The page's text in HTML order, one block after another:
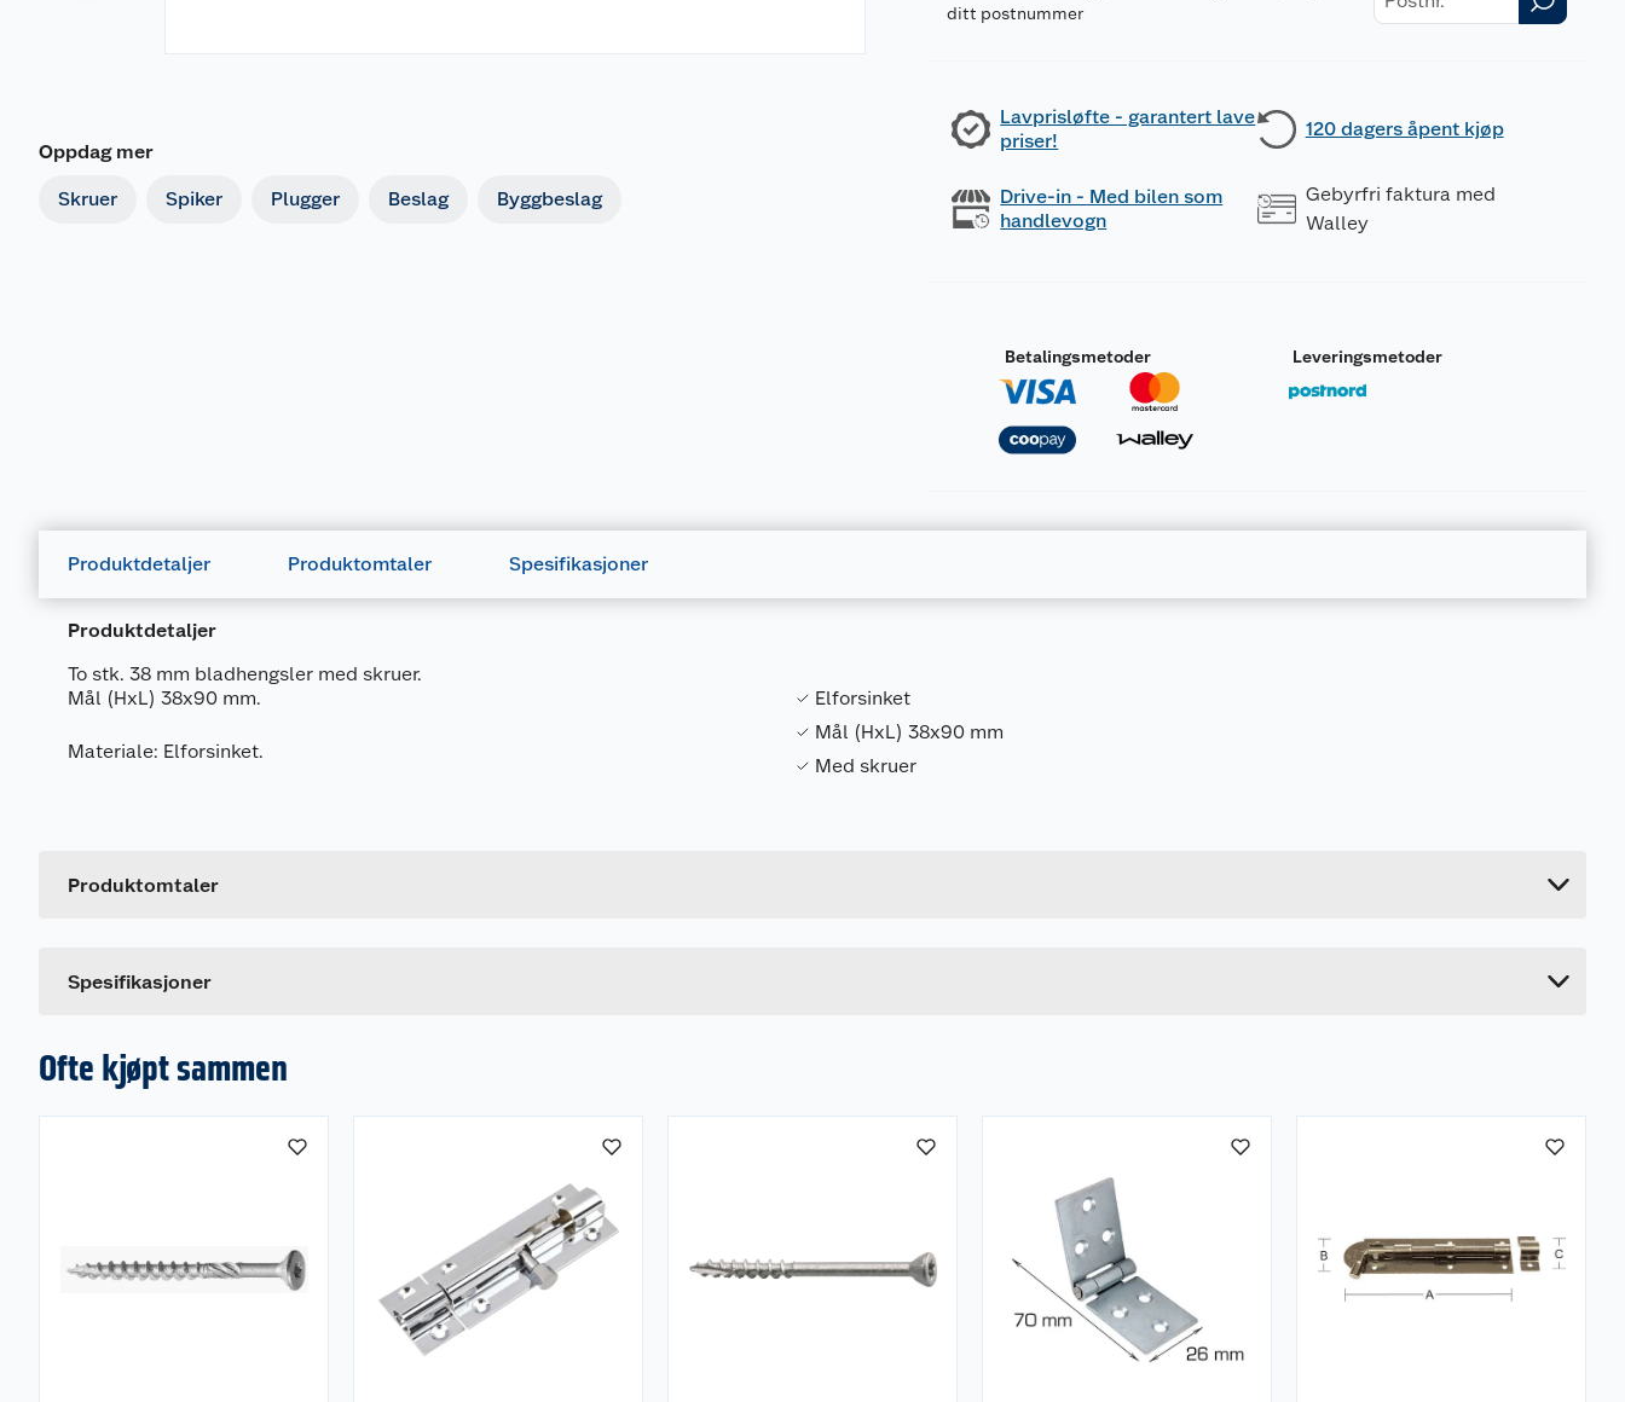
Oppdag mer
Skruer Spiker Plugger Beslag Byggbeslag
ditt postnummer
Lavprisløfte - garantert lave
priser!
120 dagers åpent kjøp
Drive-in - Med bilen som
handlevogn
Gebyrfri faktura med
Walley
Betalingsmetoder Leveringsmetoder
Produktdetaljer Produktomtaler Spesifikasjoner
Produktdetaljer
To stk. 38 mm bladhengsler med skruer.
Mål (HxL) 38x90 mm.
Materiale: Elforsinket.
Elforsinket
Mål (HxL) 38x90 mm
Med skruer
Produktomtaler
Spesifikasjoner
Leverandørens artikkelnummer
Ofte kjøpt sammen